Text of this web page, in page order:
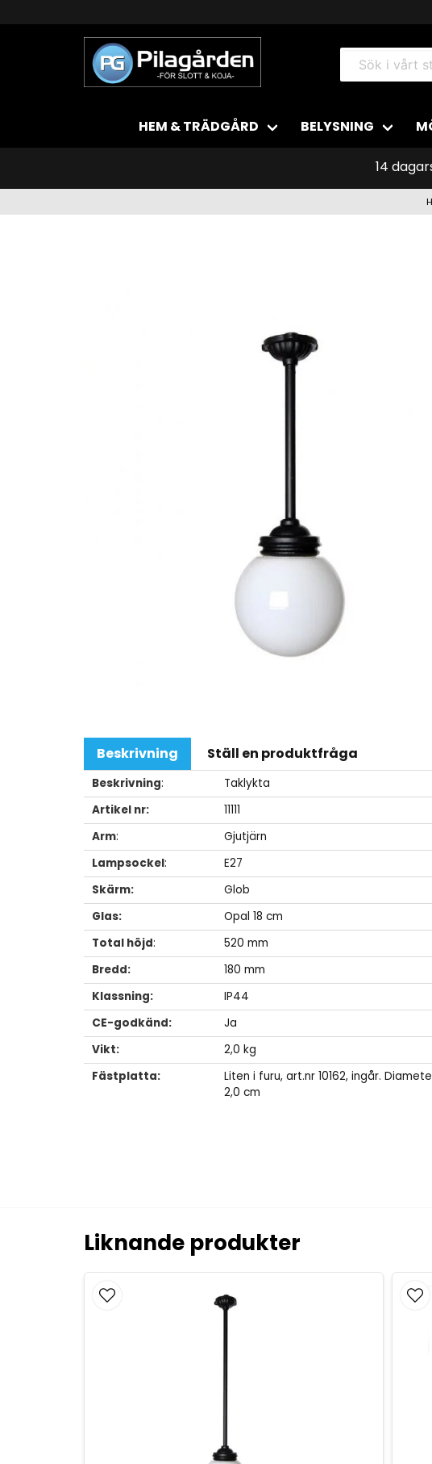
HEM & TRÄDGÅRD BELYSNING
14
Beskrivning Ställ en produktfråga
Beskrivning:
Taklykta
Artikel nr:
11111
Arm:
Gjutjärn
Lampsockel:
E27
Skärm:
Glob
Glas:
Opal 18 cm
Total höjd:
520 mm
Bredd:
180 mm
Klassning:
IP44
CE-godkänd:
Ja
Vikt:
2,0 kg
Fästplatta:
Liten i furu, art.nr 10162, ingår.
2,0 cm
Liknande produkter